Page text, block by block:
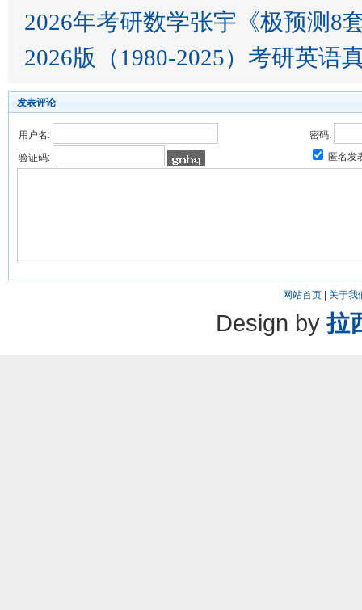
2026年考研数学张宇《极预测8
2026版（1980-2025）考研英语
发表评论
用户名:
密码:
验证码:
匿名发
网站首页| 关于我
Design by拉